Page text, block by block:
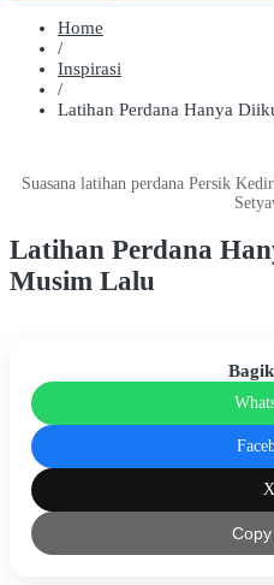
Home
/
Inspirasi
/
Latihan Perdana Hanya
Suasana latihan perdana Persik
Latihan Perdana
Musim Lalu
X